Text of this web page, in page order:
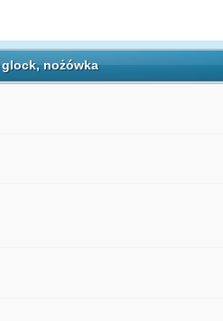
nożówka